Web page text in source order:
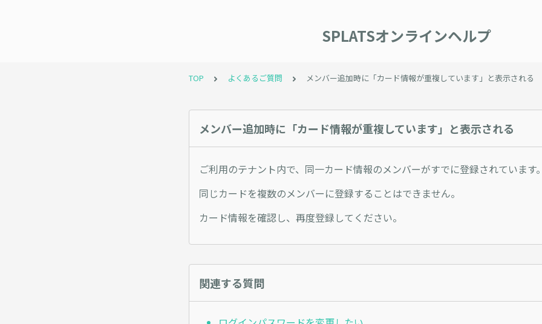
SPLATSオンラインヘルプ
TOP よくあるご質問 メンバー追加時に「カード情報が重複しています」と表示される
メンバー追加時に「カード情報が重複しています」と表示される
ご利用のテナント内で、同一カード情報のメンバーがすでに登録されています
同じカードを複数のメンバーに登録することはできません。
カード情報を確認し、再度登録してください。
関連する質問